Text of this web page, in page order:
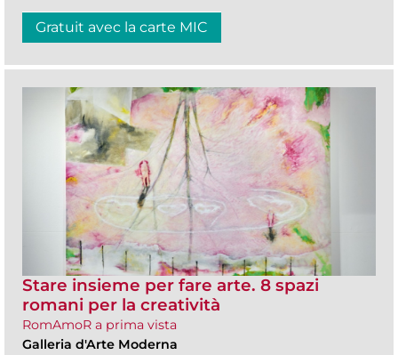
Gratuit avec la carte MIC
Stare insieme per fare arte. 8 spazi
romani per la creatività
RomAmoR a prima vista
Galleria d'Arte Moderna